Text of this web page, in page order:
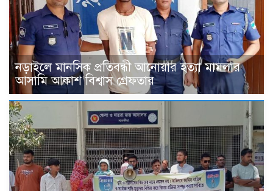
নড়াইলে মানসিক প্রতিবন্ধী আনোয়ার হত্যা মামলার
আসামি আকাশ বিশ্বাস গ্রেফতার